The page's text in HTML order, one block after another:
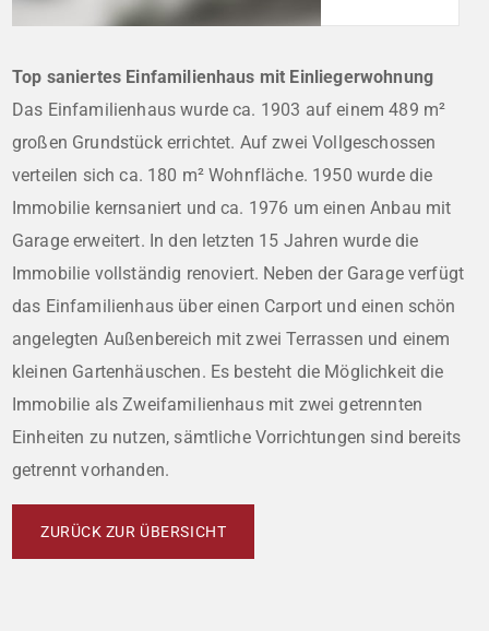
Top saniertes Einfamilienhaus mit Einliegerwohnung
Das Einfamilienhaus wurde ca. 1903 auf einem 489 m²
großen Grundstück errichtet. Auf zwei Vollgeschossen
verteilen sich ca. 180 m² Wohnfläche. 1950 wurde die
Immobilie kernsaniert und ca. 1976 um einen Anbau mit
Garage erweitert. In den letzten 15 Jahren wurde die
Immobilie vollständig renoviert. Neben der Garage verfügt
das Einfamilienhaus über einen Carport und einen schön
angelegten Außenbereich mit zwei Terrassen und einem
kleinen Gartenhäuschen. Es besteht die Möglichkeit die
Immobilie als Zweifamilienhaus mit zwei getrennten
Einheiten zu nutzen, sämtliche Vorrichtungen sind bereits
getrennt vorhanden.
ZURÜCK ZUR ÜBERSICHT